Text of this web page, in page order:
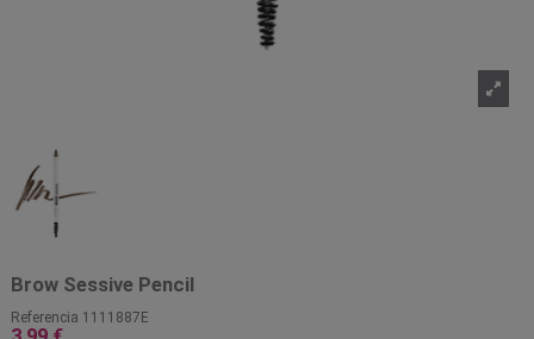
Brow Sessive Pencil
Referencia 1111887E